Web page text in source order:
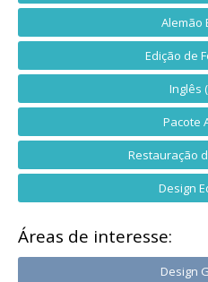
Alemão
Edição de
Inglês
Pacote
Restauração
Design
Áreas de interesse:
Design